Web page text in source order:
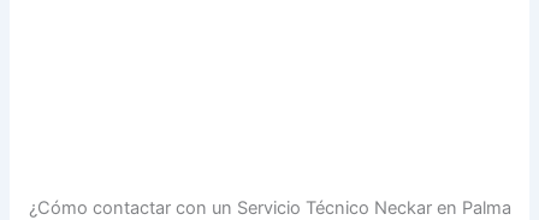
¿Cómo contactar con un Servicio Técnico Neckar en Palma